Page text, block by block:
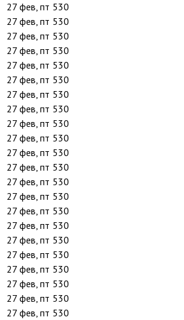
27 фев, пт 530
27 фев, пт 530
27 фев, пт 530
27 фев, пт 530
27 фев, пт 530
27 фев, пт 530
27 фев, пт 530
27 фев, пт 530
27 фев, пт 530
27 фев, пт 530
27 фев, пт 530
27 фев, пт 530
27 фев, пт 530
27 фев, пт 530
27 фев, пт 530
27 фев, пт 530
27 фев, пт 530
27 фев, пт 530
27 фев, пт 530
27 фев, пт 530
27 фев, пт 530
27 фев, пт 530